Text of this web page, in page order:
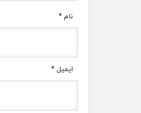
نام*
ایمیل*